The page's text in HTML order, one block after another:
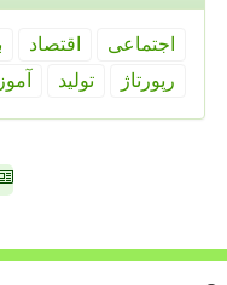
اجتماعی اقتصاد
رپورتاژ
تولید